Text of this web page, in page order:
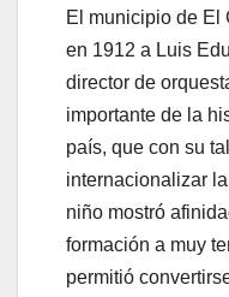
El municipio de El
en 1912 a Luis
director de
importante de la
país, que con su
internacionalizar
niño mostró
formación a muy
permitió